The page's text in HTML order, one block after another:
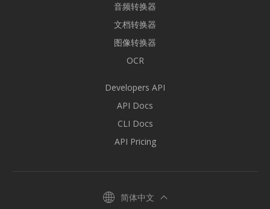
音频转换器
文档转换器
图像转换器
OCR
Developers API
API Docs
CLI Docs
API Pricing
简体中文